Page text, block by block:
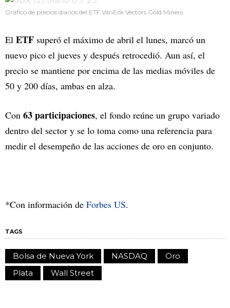
Gráfico de precios diarios del ETF VanEck Vectors Gold Miners.
El ETF superó el máximo de abril el lunes, marcó un
nuevo pico el jueves y después retrocedió. Aun así, el
precio se mantiene por encima de las medias móviles de
50 y 200 días, ambas en alza.
Con 63 participaciones, el fondo reúne un grupo variado
dentro del sector y se lo toma como una referencia para
medir el desempeño de las acciones de oro en conjunto.
*Con información de Forbes US.
TAGS
Bolsa de Nueva York NASDAQ
Oro
Plata
Wall Street